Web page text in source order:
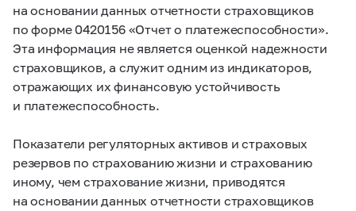
на основании данных отчетности страховщиков
по форме 0420156 «Отчет о платежеспособности».
Эта информация не является оценкой надежности
страховщиков, а служит одним из индикаторов,
отражающих их финансовую устойчивость
и платежеспособность.
Показатели регуляторных активов и страховых
резервов по страхованию жизни и страхованию
иному, чем страхование жизни, приводятся
на основании данных отчетности страховщиков